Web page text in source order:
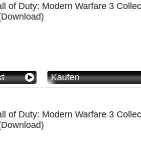
of Duty: Modern Warfare 3
Kaufen
of Duty: Modern Warfare 3